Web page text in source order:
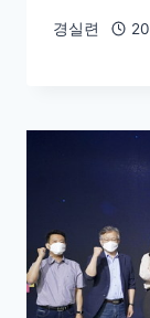
경실련